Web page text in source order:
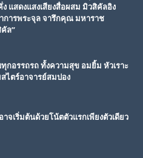
แสดงแสงเสียงสื่อผสม มิวสิคัลอิง
การพระจุล จารึกคุณ มหาราช
ล”
กอรรถรถ ทั้งความสุข อมยิ้ม หัวเราะ
ไตร์อาจารย์สมปอง
าจเริ่มต้นด้วยโน้ตตัวแรกเพียงตัวเดียว